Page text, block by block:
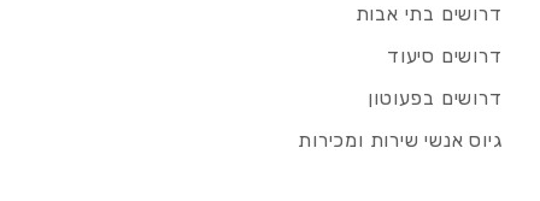
דרושים בתי אבות
דרושים סיעוד
דרושים בפעוטון
גיוס אנשי שירות ומכירות